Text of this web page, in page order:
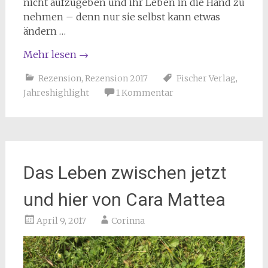
nehmen – denn nur sie selbst kann etwas
ändern …
Mehr lesen →
Rezension, Rezension 2017 Fischer Verlag,
Jahreshighlight
1 Kommentar
Das Leben zwischen jetzt
und hier von Cara Mattea
April 9, 2017 Corinna